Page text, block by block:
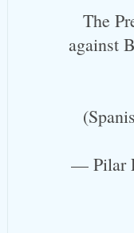
The
against
— Pilar